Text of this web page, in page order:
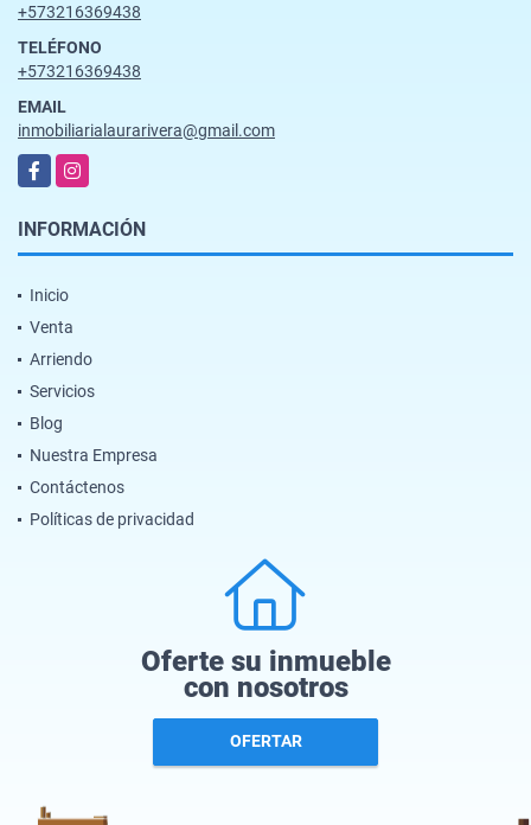
+573216369438
TELÉFONO
+573216369438
EMAIL
inmobiliarialaurarivera@gmail.com
FacebookInstagram
INFORMACIÓN
Inicio
Venta
Arriendo
Servicios
Blog
Nuestra Empresa
Contáctenos
Políticas de privacidad
Oferte su inmueble
con nosotros
OFERTAR